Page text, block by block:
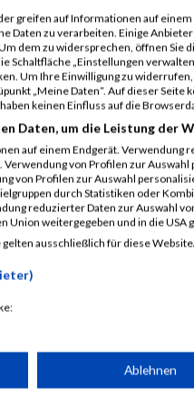
www.ironman.com
9. Juni 2024
IRONMAN 70.3
greifen auf Informationen auf einem
Daten zu verarbeiten. Einige
dem zu widersprechen, öffnen Sie
Schaltfläche „Einstellungen
Um Ihre Einwilligung zu
„Meine Daten“. Auf dieser
keinen Einfluss auf die
Daten, um die Leistung der
auf einem Endgerät. Verwendung
von Profilen zur
von Profilen zur Auswahl
durch Statistiken oder
reduzierter Daten zur Auswahl
Union weitergegeben und in die USA
ausschließlich für diese
auf einemAblehnen